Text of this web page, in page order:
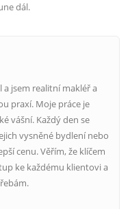
dál.
a jsem realitní makléř a
praxí. Moje práce je
vášní. Každý den se
vysněné bydlení nebo
cenu. Věřím, že klíčem
ke každému klientovi a